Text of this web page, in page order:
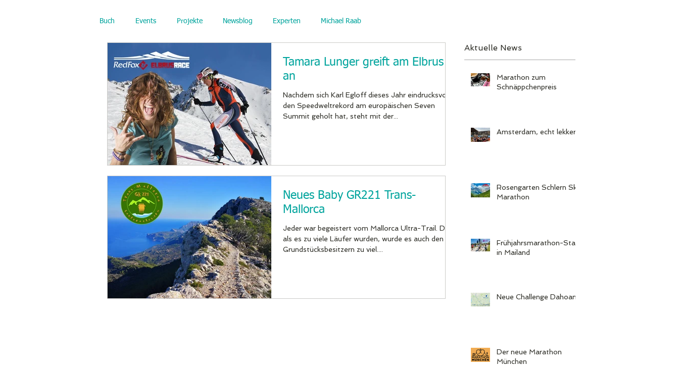
Buch Events Projekte Newsblog Experten Michael Raab
Tamara Lunger greift am Elbrus
an
Nachdem sich Karl Egloff dieses Jahr eindrucksvoll
den Speedweltrekord am europäischen Seven
Summit geholt hat, steht mit der...
Neues Baby GR221 Trans-
Mallorca
Jeder war begeistert vom Mallorca Ultra-Trail. Doch
als es zu viele Läufer wurden, wurde es auch den
Grundstücksbesitzern zu viel....
Aktuelle News
Marathon zum
Schnäppchenpreis
Amsterdam, echt lekker!
Rosengarten Schlern Sky
Marathon
Frühjahrsmarathon-Start
in Mailand
Neue Challenge Dahoam
Der neue Marathon
München